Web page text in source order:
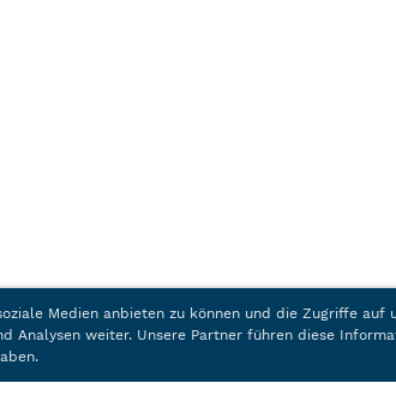
Medien anbieten zu können und die Zugriffe
Analysen weiter. Unsere Partner führen diese